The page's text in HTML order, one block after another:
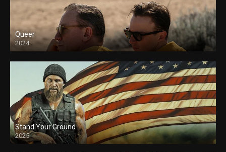
Queer
2024
Stand Your Ground
2025